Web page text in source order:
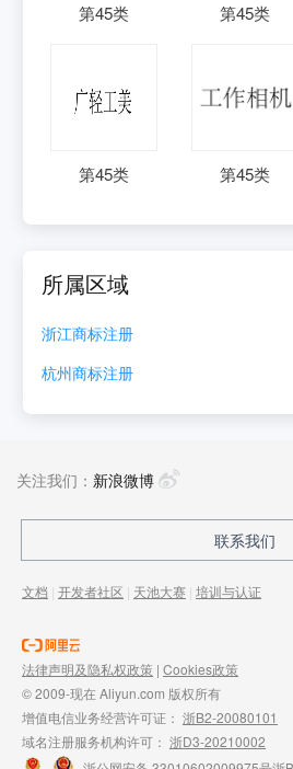
第45类 第45类
第45类 第45类
所属区域
浙江商标注册
杭州商标注册